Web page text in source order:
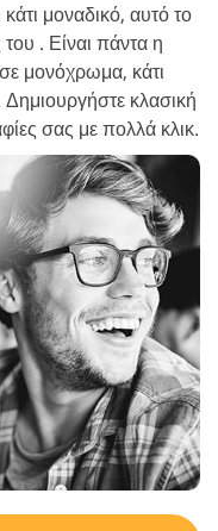
μοναδικό, αυτό το
του . Είναι πάντα η
μονόχρωμα, κάτι
κλασική
σας με πολλά κλικ.